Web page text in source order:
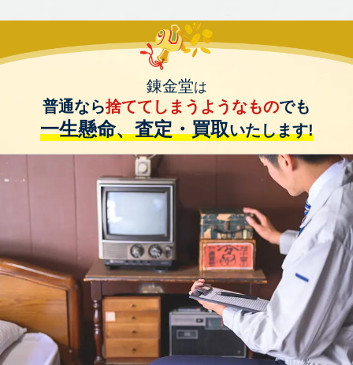
錬金堂は
普通なら捨ててしまうようなものでも
一生懸命、査定・買取いたします!